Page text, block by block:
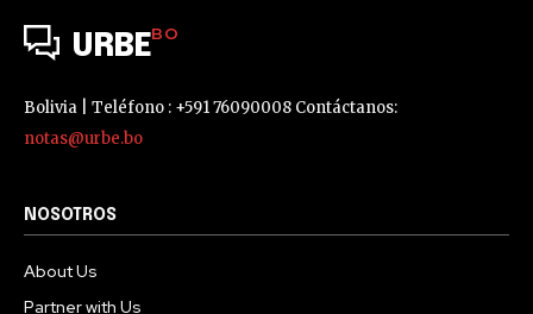
URBEBO
Bolivia | Teléfono : +591 76090008 Contáctanos:
notas@urbe.bo
NOSOTROS
About Us
Partner with Us